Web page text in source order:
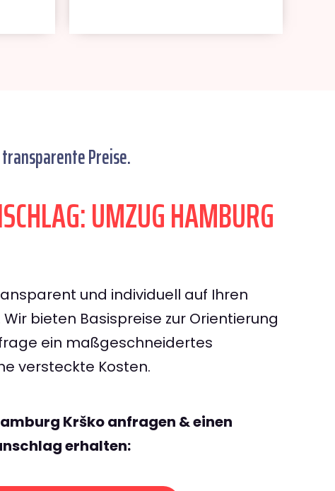
Preise.
UMZUG HAMBURG
und individuell auf Ihren
bieten Basispreise zur Orientierung
ein maßgeschneidertes
versteckte Kosten.
Krško anfragen & einen
erhalten: